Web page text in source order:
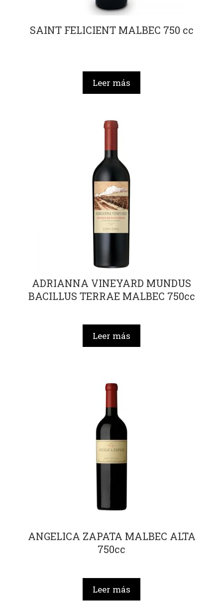
SAINT FELICIENT MALBEC 750 cc
Leer más
ADRIANNA VINEYARD MUNDUS
BACILLUS TERRAE MALBEC 750cc
Leer más
ANGELICA ZAPATA MALBEC ALTA
750cc
Leer más